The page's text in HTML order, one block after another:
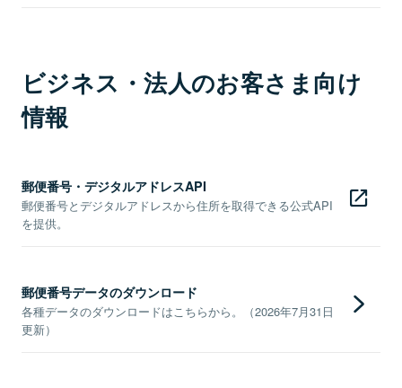
ビジネス・法人のお客さま向け
情報
郵便番号・デジタルアドレスAPI
郵便番号とデジタルアドレスから住所を取得できる公式API
を提供。
郵便番号データのダウンロード
各種データのダウンロードはこちらから。（2026年7月31日
更新）